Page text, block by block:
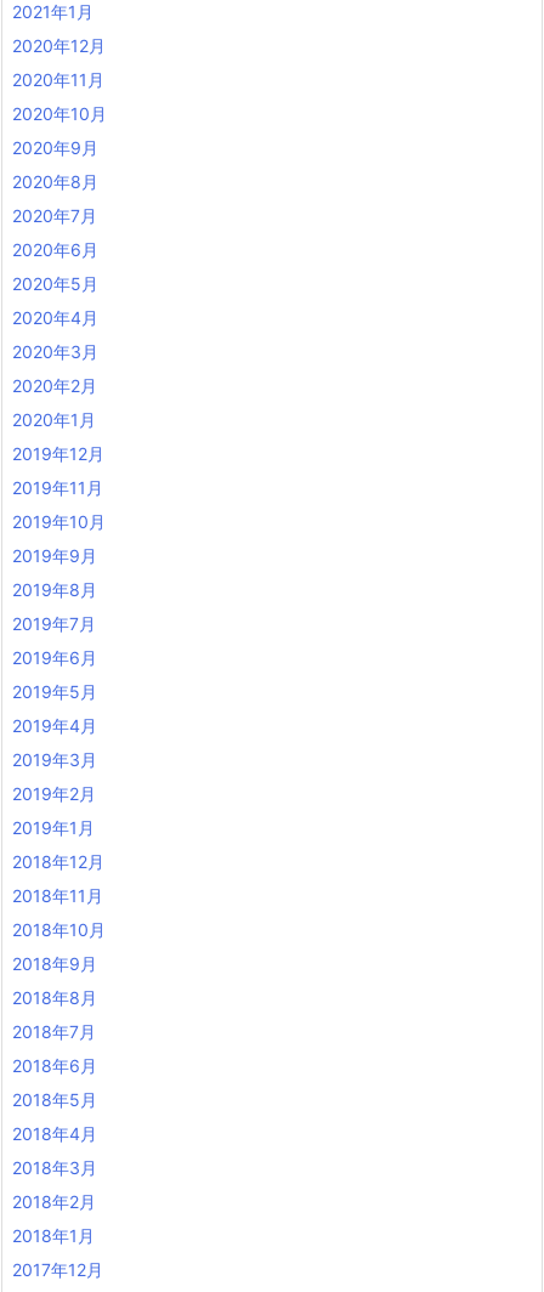
2021年1月
2020年12月
2020年11月
2020年10月
2020年9月
2020年8月
2020年7月
2020年6月
2020年5月
2020年4月
2020年3月
2020年2月
2020年1月
2019年12月
2019年11月
2019年10月
2019年9月
2019年8月
2019年7月
2019年6月
2019年5月
2019年4月
2019年3月
2019年2月
2019年1月
2018年12月
2018年11月
2018年10月
2018年9月
2018年8月
2018年7月
2018年6月
2018年5月
2018年4月
2018年3月
2018年2月
2018年1月
2017年12月